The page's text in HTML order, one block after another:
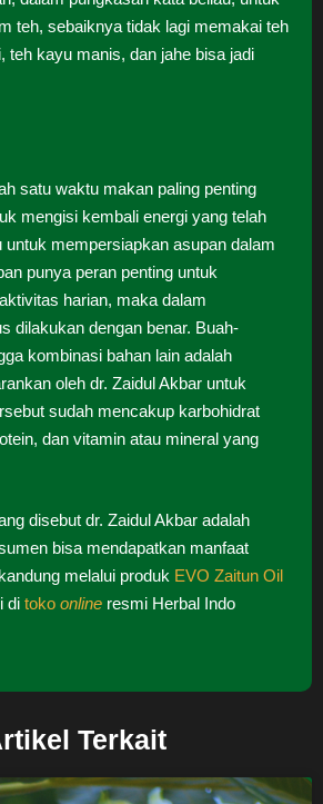
teh, sebaiknya tidak lagi memakai teh
teh kayu manis, dan jahe bisa jadi
satu waktu makan paling penting
mengisi kembali energi yang telah
untuk mempersiapkan asupan dalam
punya peran penting untuk
harian, maka dalam
dilakukan dengan benar. Buah-
kombinasi bahan lain adalah
oleh dr. Zaidul Akbar untuk
sudah mencakup karbohidrat
dan vitamin atau mineral yang
disebut dr. Zaidul Akbar adalah
bisa mendapatkan manfaat
melalui produk EVO Zaitun Oil
di toko online resmi Herbal Indo
Terkait